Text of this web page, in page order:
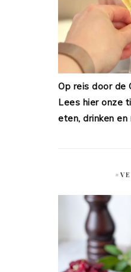
Op reis door de
Lees hier onze
eten, drinken en